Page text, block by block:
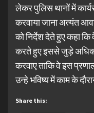
लेकर पुलिस थानों में
करवाया जाना अत्यंत
को निर्देश देते हुए कहा
करते हुए इससे जुड़े
करवाए ताकि वे इस
उन्हे भविष्य में काम के
Share this: